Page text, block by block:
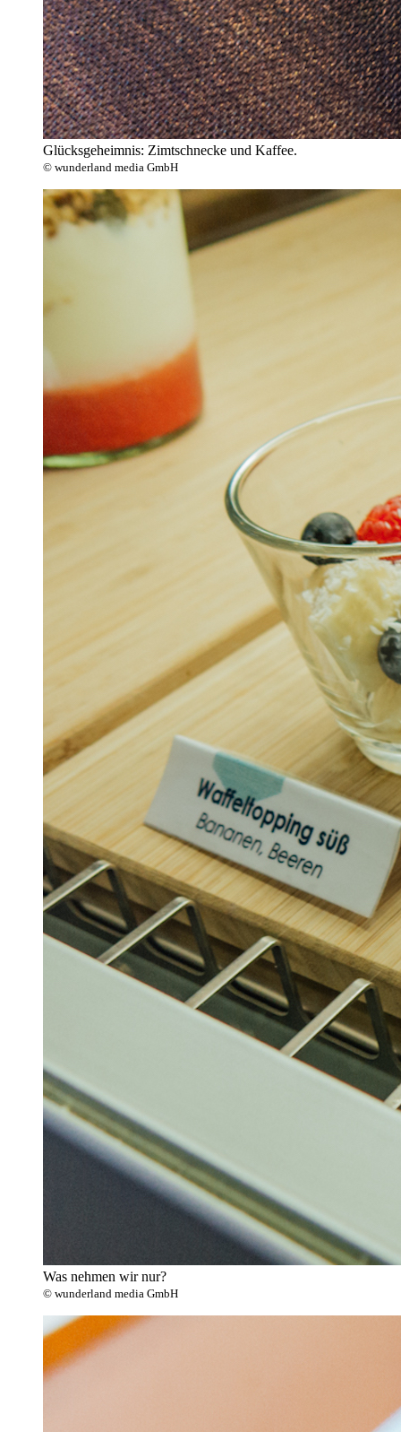
Glücksgeheimnis: Zimtschnecke und Kaffee.
© wunderland media GmbH
Was nehmen wir nur?
© wunderland media GmbH